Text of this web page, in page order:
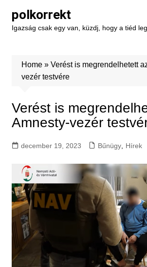
content
polkorrekt
Igazság csak egy van, küzdj, hogy a tiéd
Home» Verést is megrendelhetett
vezér testvére
Verést is
Amnesty-vezér
december 19, 2023 Bűnügy, Hírek